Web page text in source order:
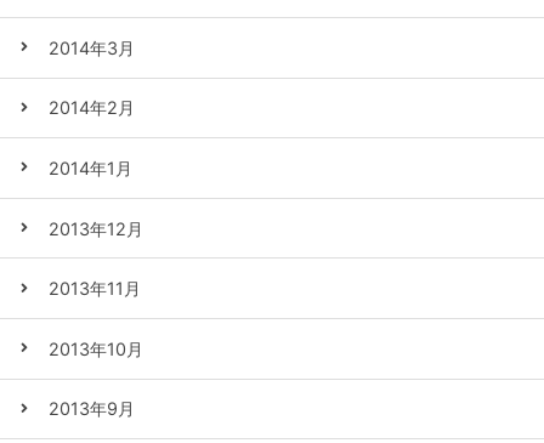
2014年3月
2014年2月
2014年1月
2013年12月
2013年11月
2013年10月
2013年9月